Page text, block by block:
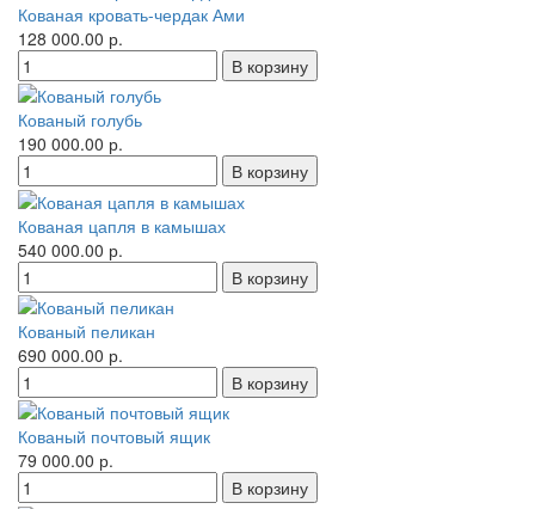
Кованая кровать-чердак Ами
128 000.00 р.
Кованый голубь
190 000.00 р.
Кованая цапля в камышах
540 000.00 р.
Кованый пеликан
690 000.00 р.
Кованый почтовый ящик
79 000.00 р.